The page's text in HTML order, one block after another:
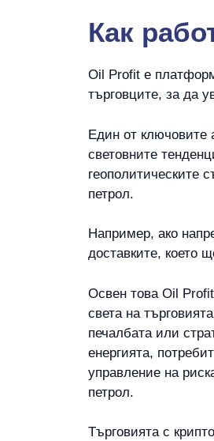
Как
Oil Profit е
търговците, за да
Един от ключовите
световните
геополитическите
петрол.
Например, ако
доставките, което
Освен това Oil
света на
печалбата или
енергията,
управление на
петрол.
Търговията с